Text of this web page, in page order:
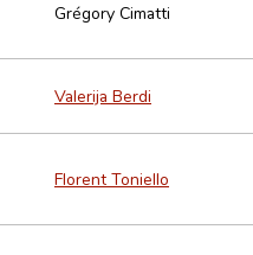
Grégory Cimatti
Valerija Berdi
Florent Toniello